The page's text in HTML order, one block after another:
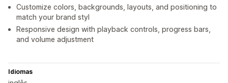
Customize colors, backgrounds, layouts, and positioning to
match your brand styl
Responsive design with playback controls, progress bars,
and volume adjustment
Idiomas